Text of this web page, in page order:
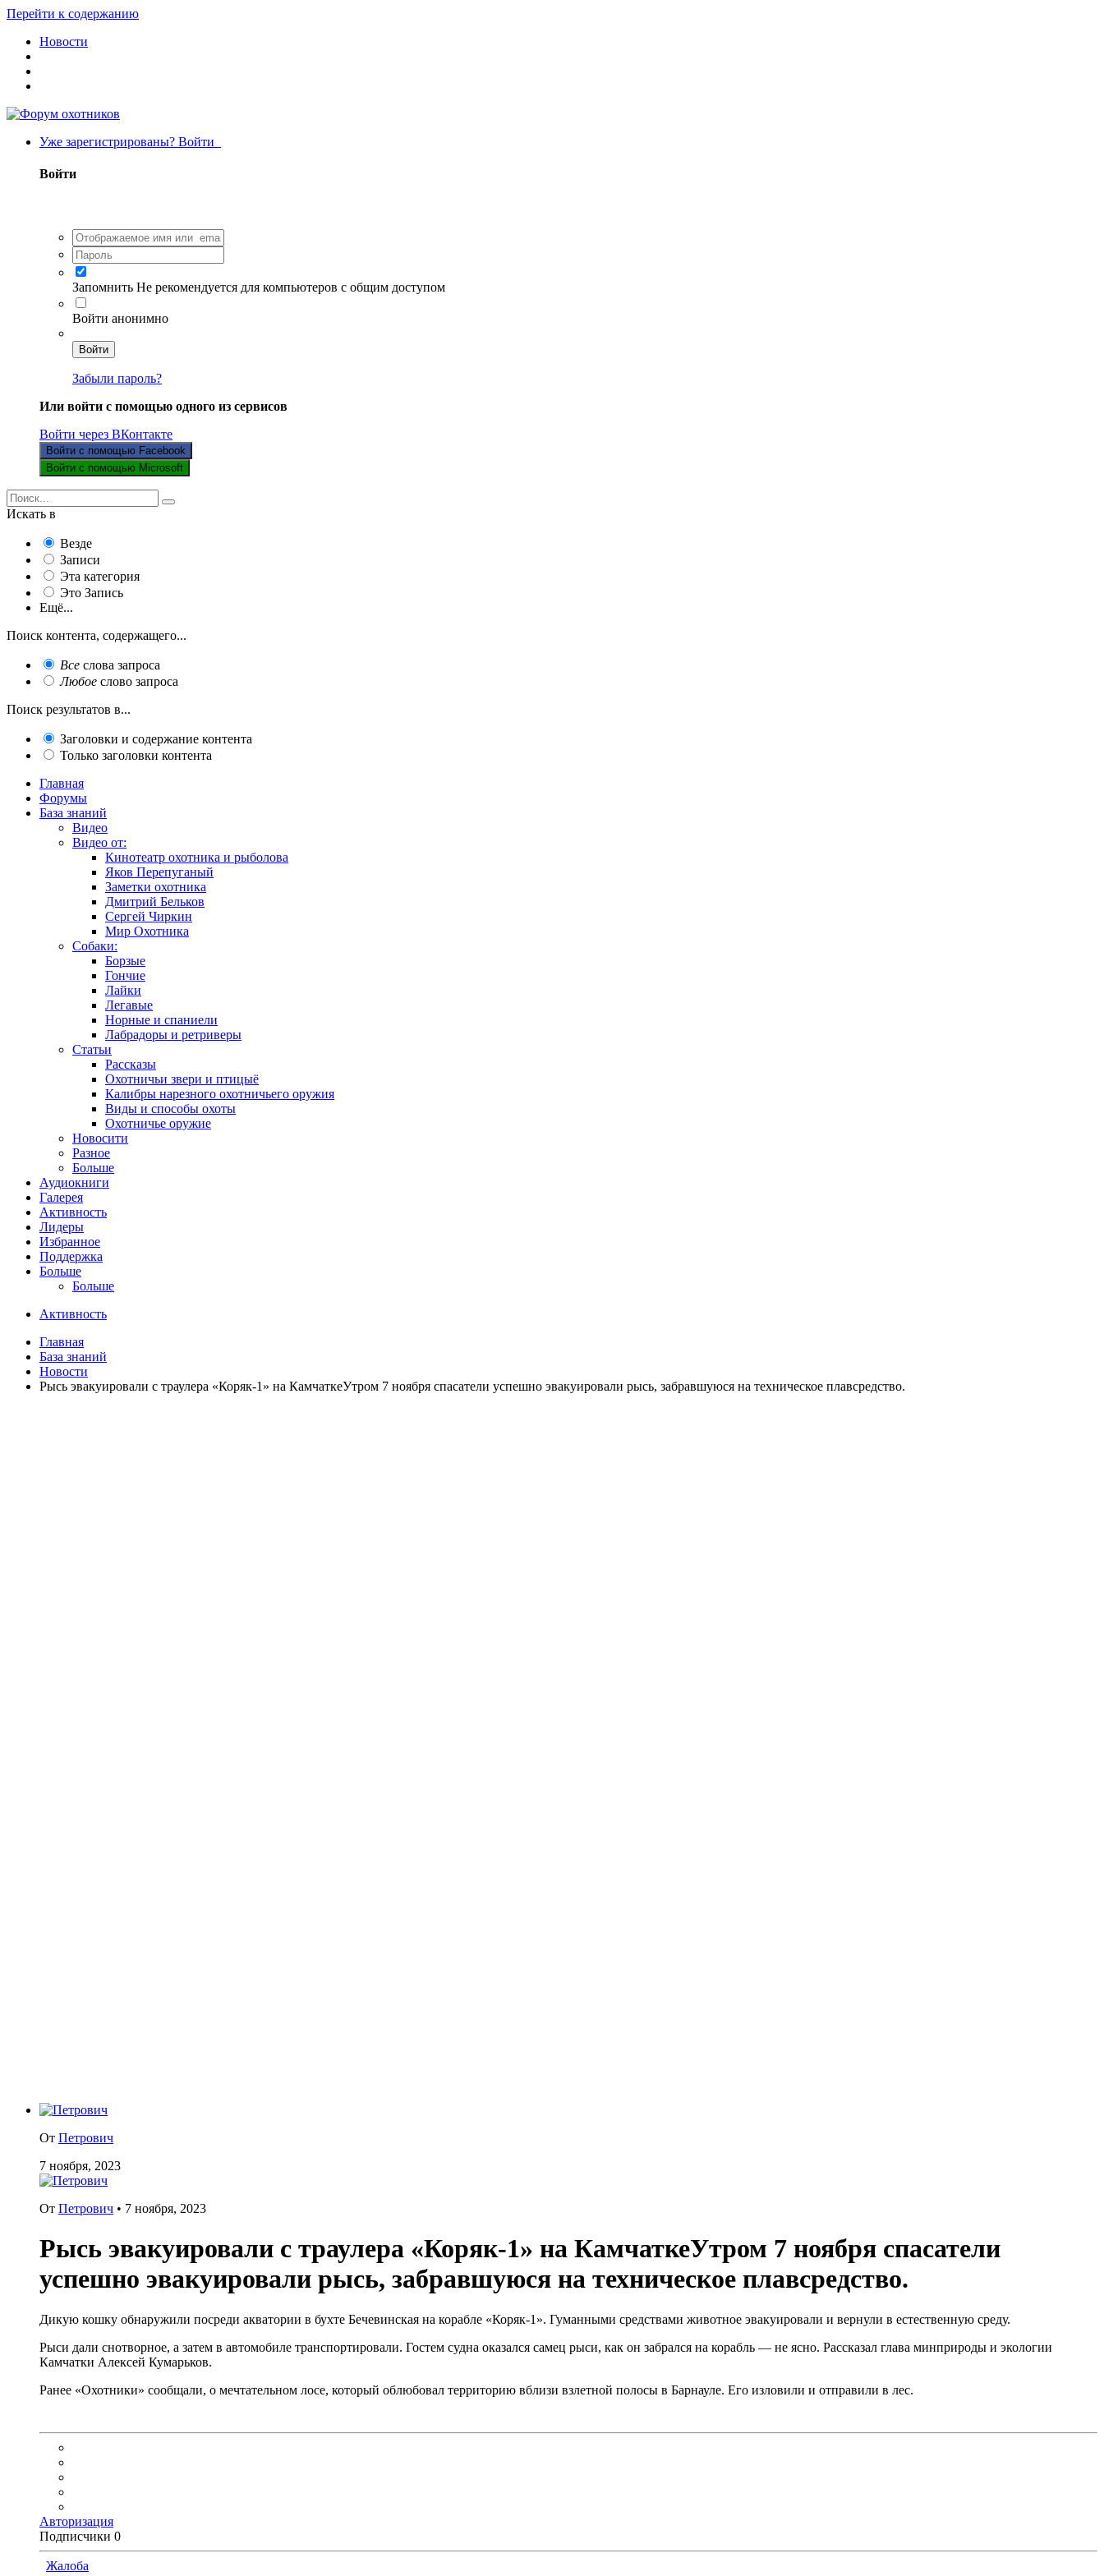
Перейти к содержанию
Новости
Уже зарегистрированы? Войти
Войти
Запомнить Не рекомендуется для компьютеров с общим доступом
Войти анонимно
Войти
Забыли пароль?
Или войти с помощью одного из сервисов
Войти через ВКонтакте
Войти с помощью Facebook
Войти с помощью Microsoft
Искать в
Везде
Записи
Эта категория
Это Запись
Ещё...
Поиск контента, содержащего...
Все слова запроса
Любое слово запроса
Поиск результатов в...
Заголовки и содержание контента
Только заголовки контента
Главная
Форумы
База знаний
Видео
Видео от:
Кинотеатр охотника и рыболова
Яков Перепуганый
Заметки охотника
Дмитрий Бельков
Сергей Чиркин
Мир Охотника
Собаки:
Борзые
Гончие
Лайки
Легавые
Норные и спаниели
Лабрадоры и ретриверы
Статьи
Рассказы
Охотничьи звери и птицыё
Калибры нарезного охотничьего оружия
Виды и способы охоты
Охотничье оружие
Новосити
Разное
Больше
Аудиокниги
Галерея
Активность
Лидеры
Избранное
Поддержка
Больше
Больше
Активность
Главная
База знаний
Новости
Рысь эвакуировали с траулера «Коряк-1» на КамчаткеУтром 7 ноября спасатели успешно эвакуировали рысь, забравшуюся на техническое плавсредство.
От Петрович
7 ноября, 2023
От Петрович • 7 ноября, 2023
Рысь эвакуировали с траулера «Коряк-1» на КамчаткеУтром 7 ноября спасатели
успешно эвакуировали рысь, забравшуюся на техническое плавсредство.
Дикую кошку обнаружили посреди акватории в бухте Бечевинская на корабле «Коряк-1». Гуманными средствами животное эвакуировали и вернули в естественную среду.
Рыси дали снотворное, а затем в автомобиле транспортировали. Гостем судна оказался самец рыси, как он забрался на корабль — не ясно. Рассказал глава минприроды и экологии
Камчатки Алексей Кумарьков.
Ранее «Охотники» сообщали, о мечтательном лосе, который облюбовал территорию вблизи взлетной полосы в Барнауле. Его изловили и отправили в лес.
Авторизация
Подписчики 0
Жалоба